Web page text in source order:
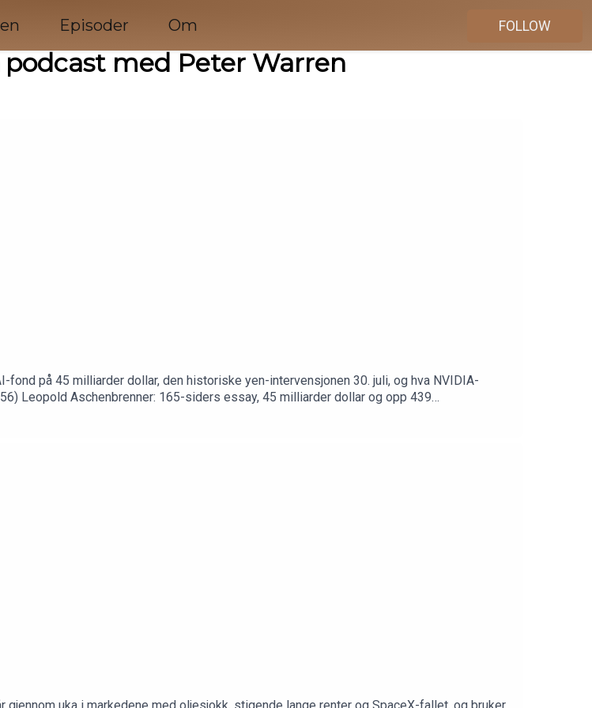
Episoder Om FOLLOW
med Peter Warren
på 45 milliarder dollar, den historiske yen-intervensjonen 30. juli, og hva NVIDIA-
Leopold Aschenbrenner: 165-siders essay, 45 milliarder dollar og opp 439
LTCM, Archegos og hvorfor markedet ryddet opp selv denne gangen(13:12)
ned 40 prosent på en måned og koreansk giring(23:26) Den største
CDS doblet på en måned, kredittmarkedet som varsellampe(44:05) Tavex: gull ned 27
uka i markedene med oljesjokk, stigende lange renter og SpaceX-fallet, og bruker